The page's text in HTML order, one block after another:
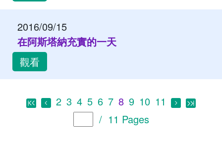
2016/09/15
在阿斯塔納充實的一天
觀看
2 3 4 5 6 7 8 9 10 11
/ 11 Pages